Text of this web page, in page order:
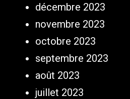
décembre 2023
novembre 2023
octobre 2023
septembre 2023
août 2023
juillet 2023